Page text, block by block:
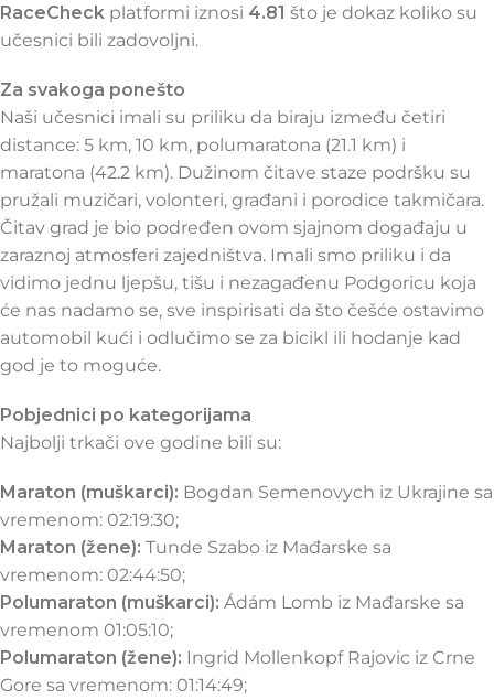
RaceCheck platformi iznosi 4.81 što je dokaz koliko su
učesnici bili zadovoljni.
Za svakoga ponešto
Naši učesnici imali su priliku da biraju između četiri
distance: 5 km, 10 km, polumaratona (21.1 km) i
maratona (42.2 km). Dužinom čitave staze podršku su
pružali muzičari, volonteri, građani i porodice takmičara.
Čitav grad je bio podređen ovom sjajnom događaju u
zaraznoj atmosferi zajedništva. Imali smo priliku i da
vidimo jednu ljepšu, tišu i nezagađenu Podgoricu koja
će nas nadamo se, sve inspirisati da što češće ostavimo
automobil kući i odlučimo se za bicikl ili hodanje kad
god je to moguće.
Pobjednici po kategorijama
Najbolji trkači ove godine bili su:
Maraton (muškarci): Bogdan Semenovych iz Ukrajine sa
vremenom: 02:19:30;
Maraton (žene): Tunde Szabo iz Mađarske sa
vremenom: 02:44:50;
Polumaraton (muškarci): Ádám Lomb iz Mađarske sa
vremenom 01:05:10;
Polumaraton (žene): Ingrid Mollenkopf Rajovic iz Crne
Gore sa vremenom: 01:14:49;